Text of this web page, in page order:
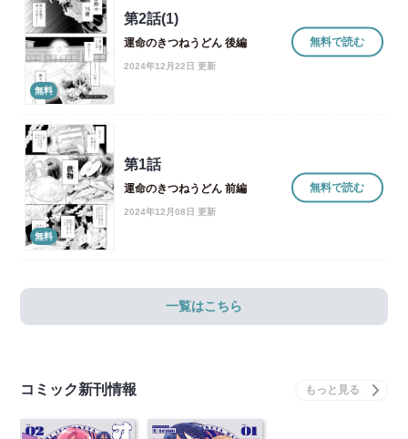
無料
第2話(1)
運命のきつねうどん 後編
2024年12月22日 更新
無料で読む
無料
第1話
運命のきつねうどん 前編
2024年12月08日 更新
無料で読む
一覧はこちら
コミック新刊情報